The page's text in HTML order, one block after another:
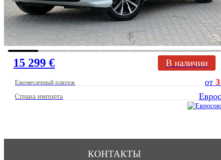
15 299 € В наличии
Ежемесячный платеж от
Страна импорта
КОНТАКТЫ